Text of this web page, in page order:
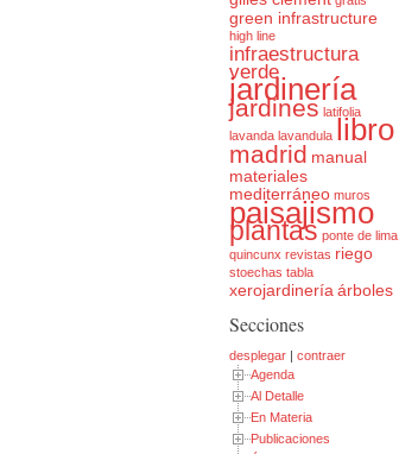
green infrastructure
high line
infraestructura
verde
jardinería
jardines latifolia
lavanda lavandula libro
madrid manual
materiales
mediterráneo muros
paisajismo
plantas ponte de lima
quincunx revistas riego
stoechas tabla
xerojardinería árboles
Secciones
desplegar | contraer
Agenda
Al Detalle
En Materia
Publicaciones